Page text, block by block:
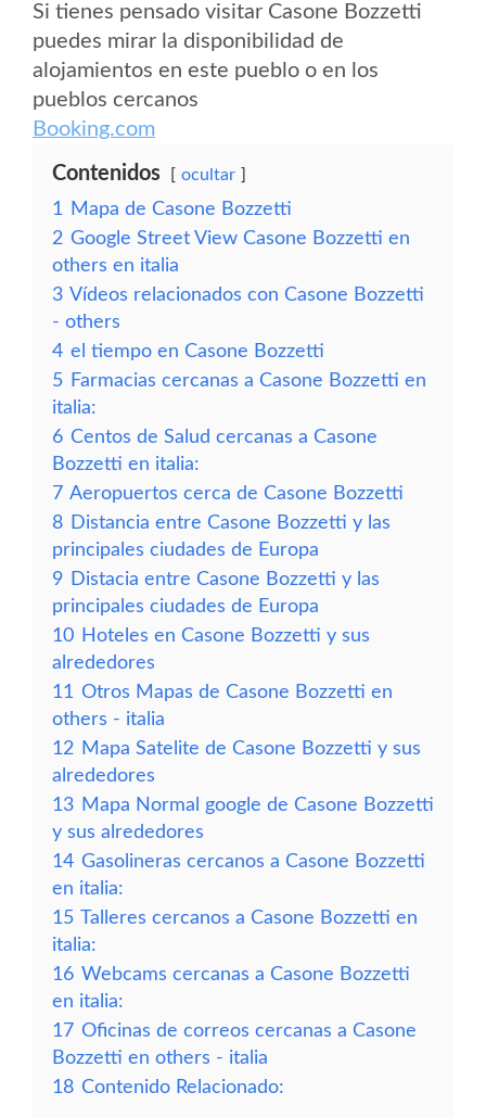
Si tienes pensado visitar Casone Bozzetti
puedes mirar la disponibilidad de
alojamientos en este pueblo o en los
pueblos cercanos
Booking.com
Contenidos ocultar
1
Mapa de Casone Bozzetti
2 Google Street View Casone Bozzetti en
others en italia
3 Vídeos relacionados con Casone Bozzetti
- others
4 el tiempo en Casone Bozzetti
5 Farmacias cercanas a Casone Bozzetti en
italia:
6 Centos de Salud cercanas a Casone
Bozzetti en italia:
7 Aeropuertos cerca de Casone Bozzetti
8 Distancia entre Casone Bozzetti y las
principales ciudades de Europa
9 Distacia entre Casone Bozzetti y las
principales ciudades de Europa
10 Hoteles en Casone Bozzetti y sus
alrededores
11 Otros Mapas de Casone Bozzetti en
others - italia
12 Mapa Satelite de Casone Bozzetti y sus
alrededores
13 Mapa Normal google de Casone Bozzetti
y sus alrededores
14 Gasolineras cercanos a Casone Bozzetti
en italia:
15 Talleres cercanos a Casone Bozzetti en
italia:
16 Webcams cercanas a Casone Bozzetti
en italia:
17 Oficinas de correos cercanas a Casone
Bozzetti en others - italia
18 Contenido Relacionado: